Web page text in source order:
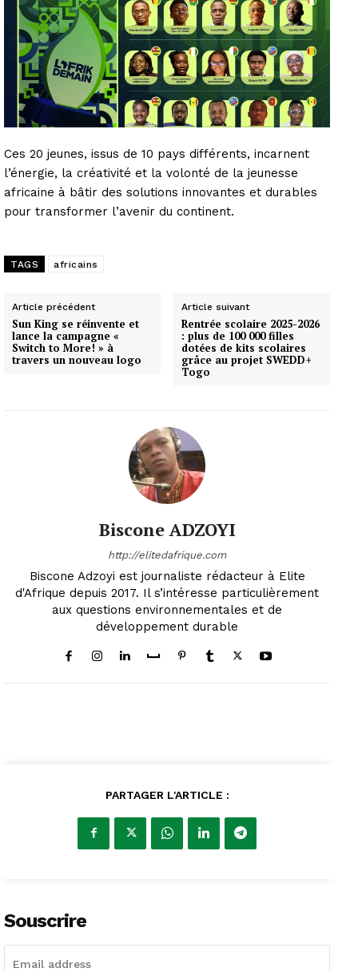
Ces 20 jeunes, issus de 10 pays différents, incarnent
l’énergie, la créativité et la volonté de la jeunesse
africaine à bâtir des solutions innovantes et durables
pour transformer l’avenir du continent.
TAGS africains
Article précédent
Sun King se réinvente et
lance la campagne «
Switch to More! » à
travers un nouveau logo
Article suivant
Rentrée scolaire 2025-2026
: plus de 100 000 filles
dotées de kits scolaires
grâce au projet SWEDD+
Togo
Biscone ADZOYI
http://elitedafrique.com
Biscone Adzoyi est journaliste rédacteur à Elite
d'Afrique depuis 2017. Il s’intéresse particulièrement
aux questions environnementales et de
développement durable
PARTAGER L'ARTICLE :
Souscrire